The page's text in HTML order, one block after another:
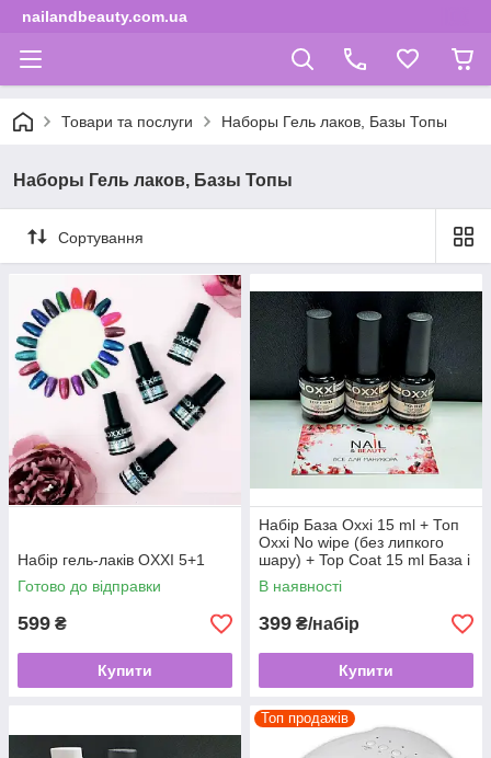
nailandbeauty.com.ua
Товари та послуги Наборы Гель лаков, Базы Топы
Наборы Гель лаков, Базы Топы
Сортування
Набір гель-лаків OXXI 5+1
Готово до відправки
599 ₴
Купити
Набір База Oxxi 15 ml + Топ
Oxxi No wipe (без липкого
шару) + Top Coat 15 ml База і
топ Оксі
В наявності
399 ₴/набір
Купити
Топ продажів